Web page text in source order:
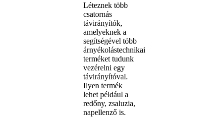
Léteznek több
csatornás
távirányítók,
amelyeknek a
segítségével több
árnyékolástechnikai
terméket tudunk
vezérelni egy
távirányítóval.
Ilyen termék
lehet például a
redőny, zsaluzia,
napellenző is.